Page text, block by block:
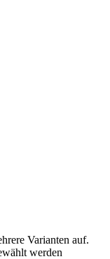
Varianten auf.
werden